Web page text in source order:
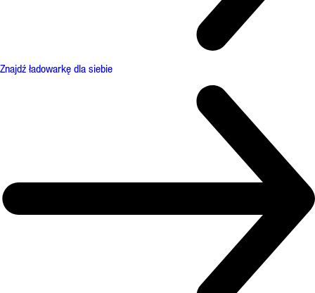
Znajdź ładowarkę dla siebie